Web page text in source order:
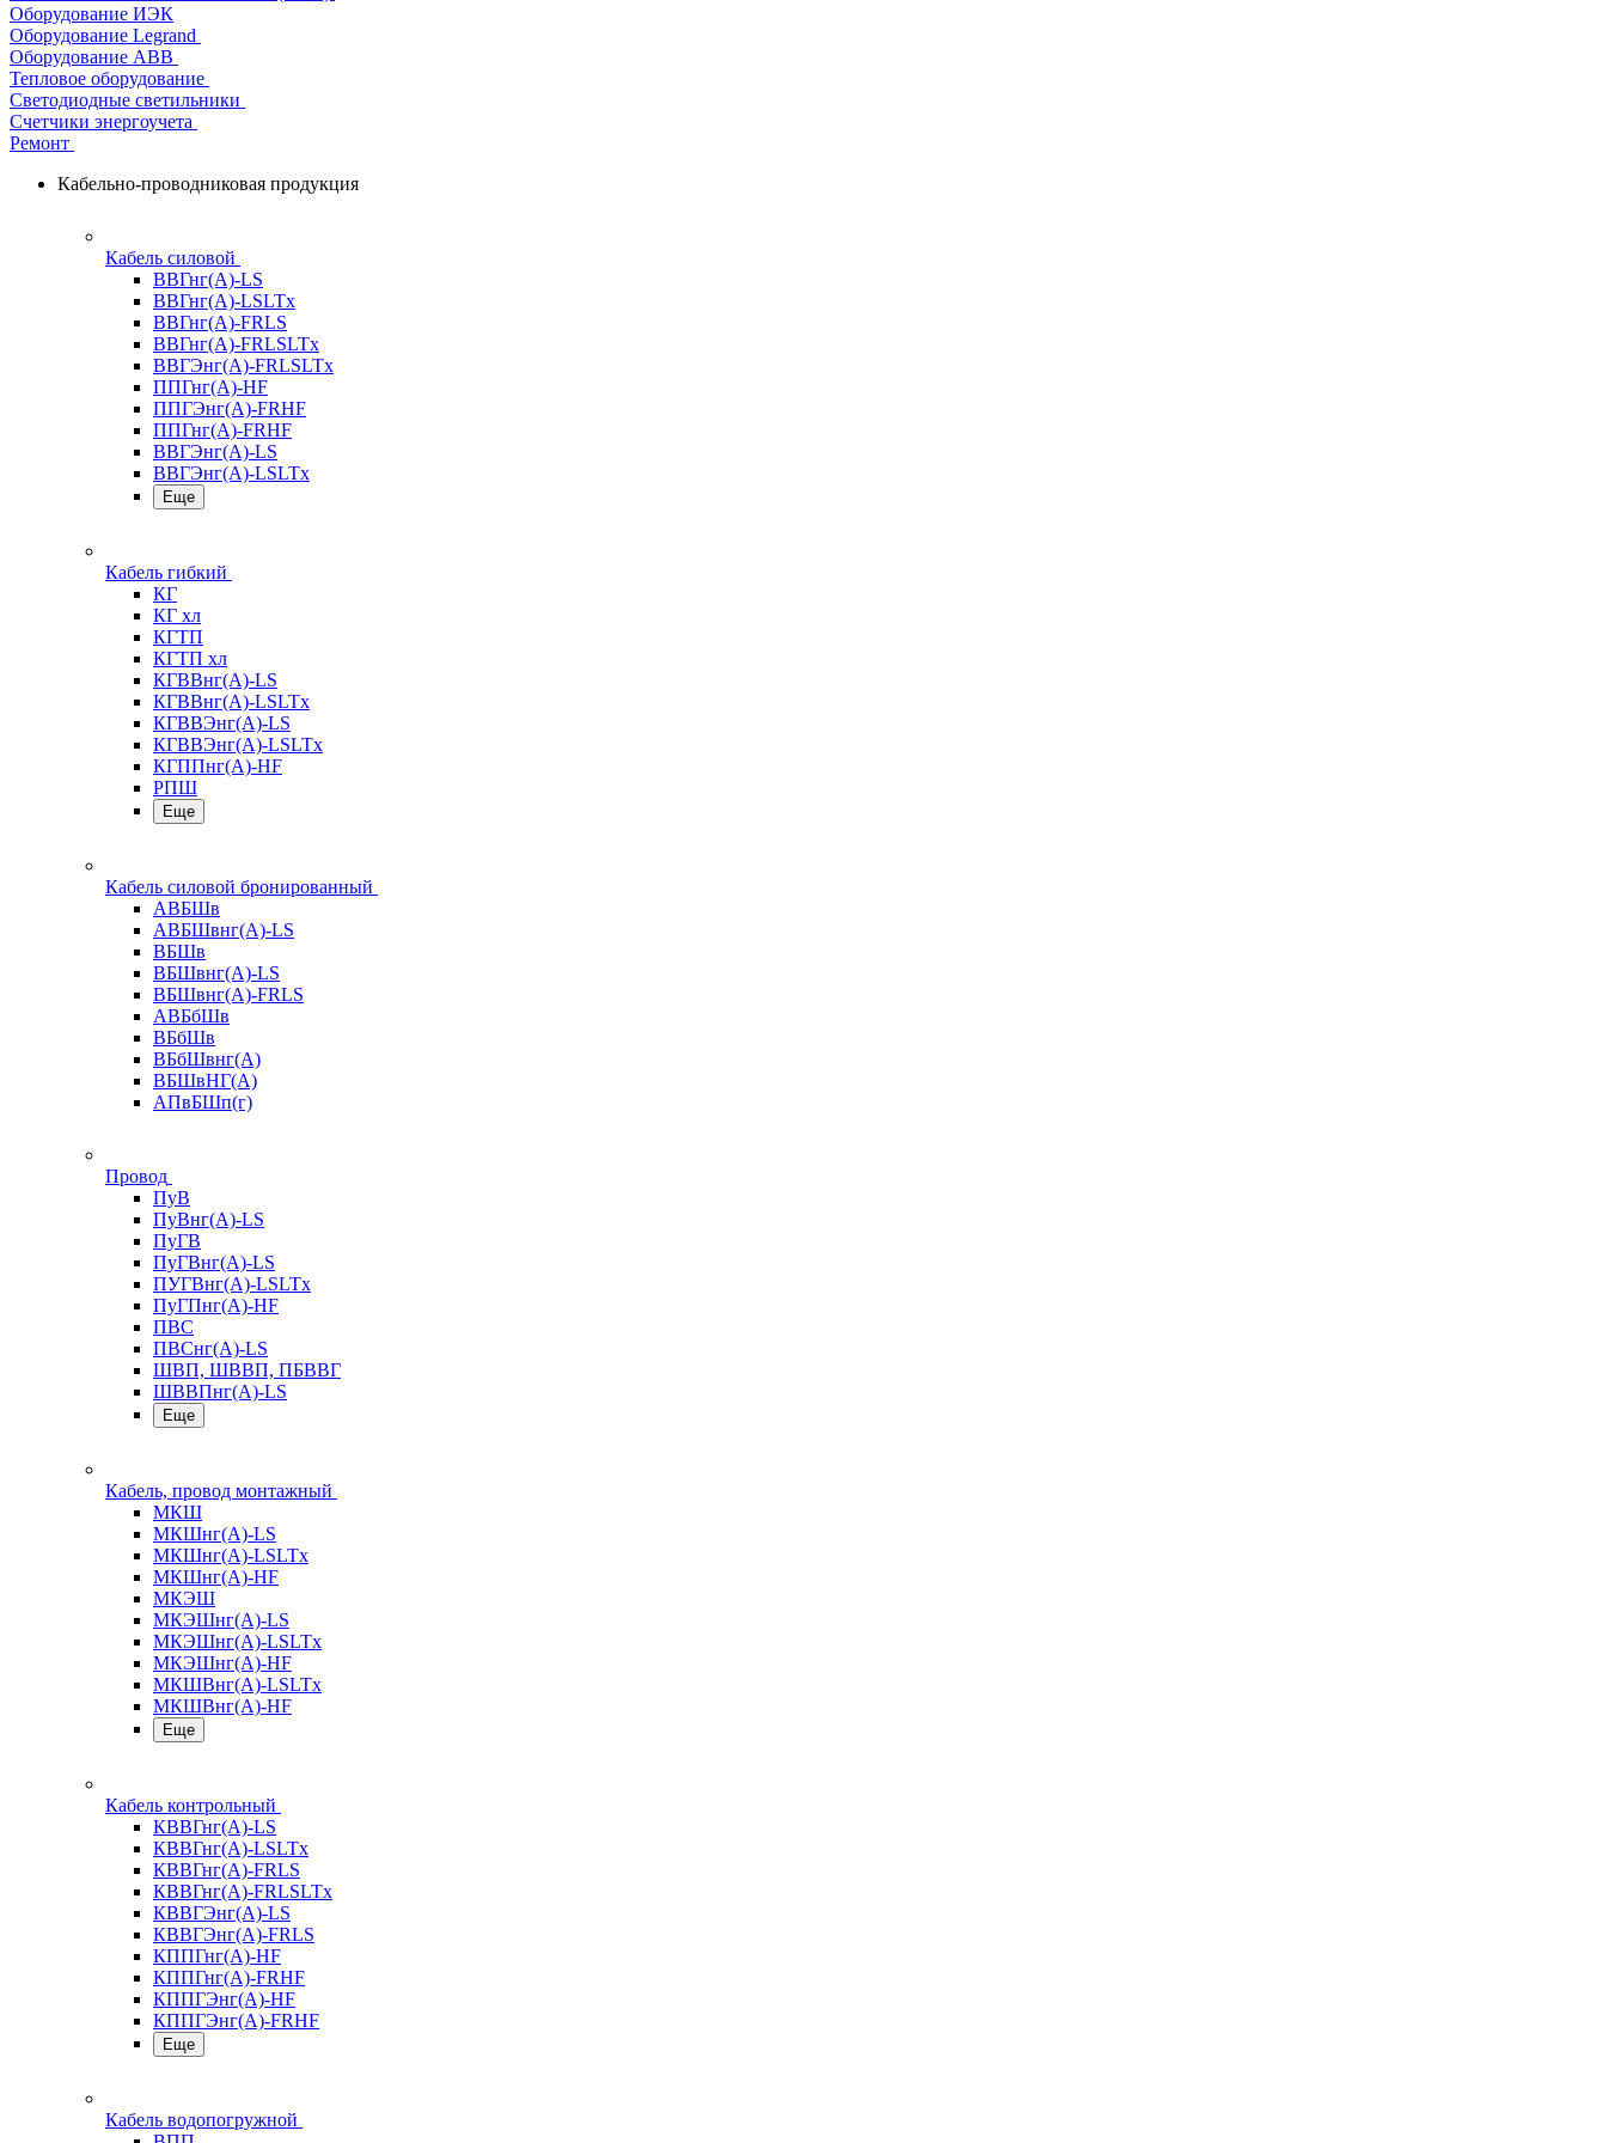
Оборудование ИЭК
Оборудование Legrand
Оборудование АВВ
Тепловое оборудование
Светодиодные светильники
Счетчики энергоучета
Ремонт
Кабельно-проводниковая продукция
Кабель силовой
ВВГнг(А)-LS
ВВГнг(А)-LSLTx
ВВГнг(А)-FRLS
ВВГнг(А)-FRLSLTx
ВВГЭнг(А)-FRLSLTx
ППГнг(А)-HF
ППГЭнг(А)-FRHF
ППГнг(А)-FRHF
ВВГЭнг(А)-LS
ВВГЭнг(А)-LSLTx
Еще
Кабель гибкий
КГ
КГ хл
КГТП
КГТП хл
КГВВнг(А)-LS
КГВВнг(А)-LSLTx
КГВВЭнг(А)-LS
КГВВЭнг(А)-LSLTx
КГППнг(А)-HF
РПШ
Еще
Кабель силовой бронированный
АВБШв
АВБШвнг(А)-LS
ВБШв
ВБШвнг(А)-LS
ВБШвнг(А)-FRLS
АВБбШв
ВБбШв
ВБбШвнг(А)
ВБШвНГ(А)
АПвБШп(г)
Провод
ПуВ
ПуВнг(А)-LS
ПуГВ
ПуГВнг(А)-LS
ПУГВнг(А)-LSLTx
ПуГПнг(А)-HF
ПВС
ПВСнг(А)-LS
ШВП, ШВВП, ПБВВГ
ШВВПнг(А)-LS
Еще
Кабель, провод монтажный
МКШ
МКШнг(А)-LS
МКШнг(А)-LSLTx
МКШнг(А)-HF
МКЭШ
МКЭШнг(А)-LS
МКЭШнг(А)-LSLTx
МКЭШнг(А)-HF
МКШВнг(A)-LSLTx
МКШВнг(А)-HF
Еще
Кабель контрольный
КВВГнг(А)-LS
КВВГнг(А)-LSLTx
КВВГнг(А)-FRLS
КВВГнг(А)-FRLSLTx
КВВГЭнг(А)-LS
КВВГЭнг(А)-FRLS
КППГнг(А)-HF
КППГнг(А)-FRHF
КППГЭнг(А)-HF
КППГЭнг(А)-FRHF
Еще
Кабель водопогружной